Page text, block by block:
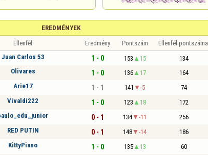
EREDMÉNYEK
Ellenfél Eredmény Pontszám Ellenfél pontszáma
Juan Carlos 53 1 - 0 153 15 134
Olivares 1 - 0 136 17 164
Arie17 1 - 1 141 -5 74
Vivaldi222 1 - 0 123 18 172
0 - 1 134 -11 256
RED PUTIN 0 - 1 148 -14 186
KittyPiano 1 - 0 135 13 60